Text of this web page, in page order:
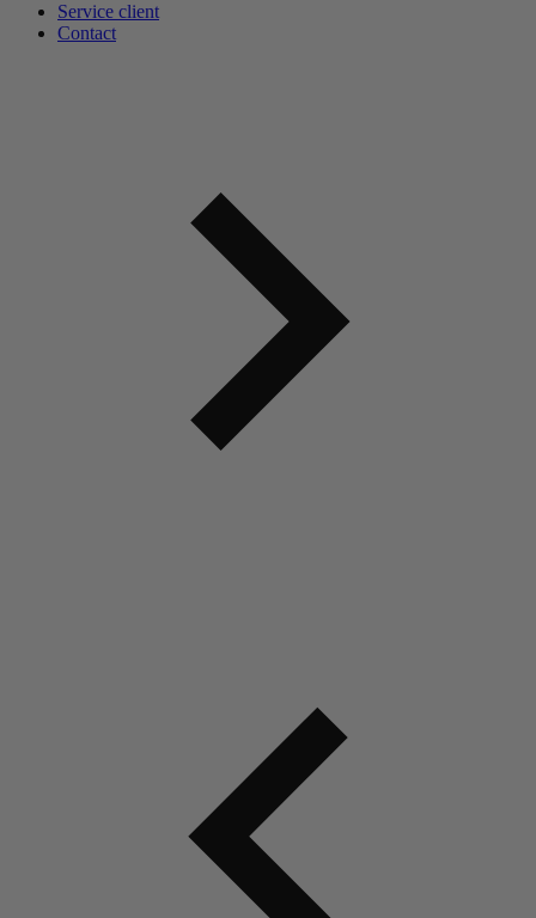
Service client
Contact